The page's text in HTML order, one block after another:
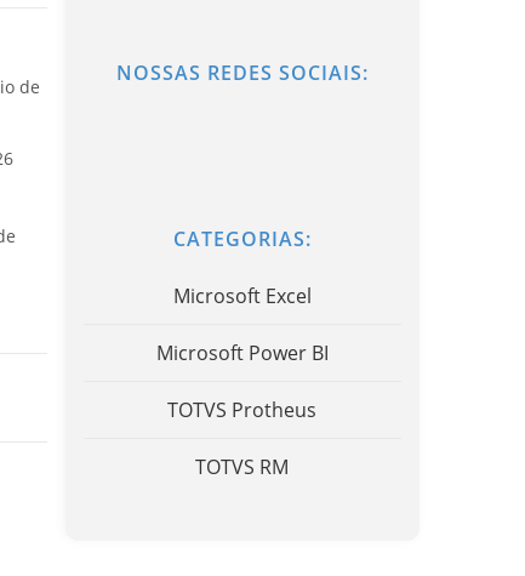
de
NOSSAS REDES SOCIAIS:
CATEGORIAS:
Microsoft Excel
Microsoft Power BI
TOTVS Protheus
TOTVS RM